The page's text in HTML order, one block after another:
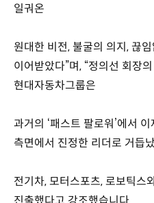
일궈온
원대한 비전, 불굴의 의지, 끊
이어받았다”며, “정의선 회장
현대자동차그룹은
과거의 ‘패스트 팔로워’에서
측면에서 진정한 리더로 거듭
전기차, 모터스포츠, 로보틱스